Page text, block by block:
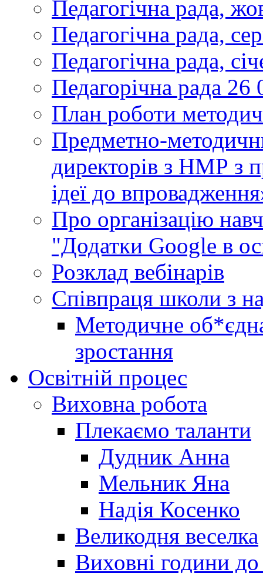
Педагогічна рада,
Педагогічна рада,
Педагогічна рада,
Педагорічна рада 26
План роботи
Предметно-
директорів з НМР з
ідеї до
Про організацію
"Додатки Google в
Розклад вебінарів
Співпраця школи з
Методичне
зростання
Освітній процес
Виховна робота
Плекаємо таланти
Дудник Анна
Мельник Яна
Надія Косенко
Великодня веселка
Виховні години до